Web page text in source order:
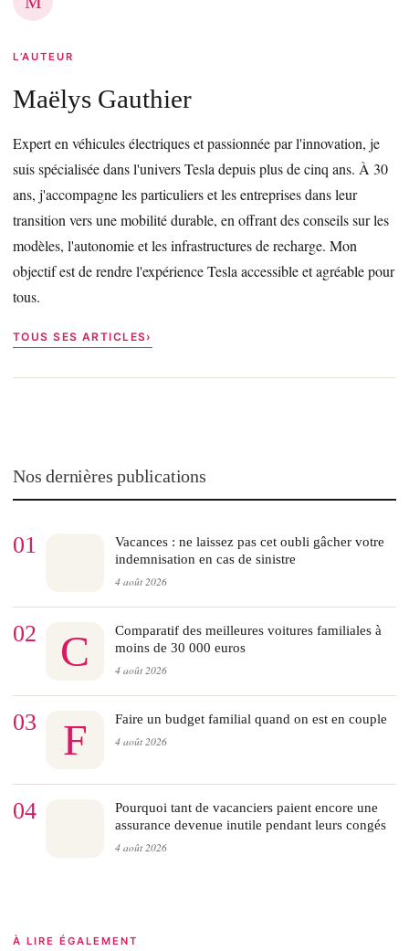
L’AUTEUR
Maëlys Gauthier
Expert en véhicules électriques et passionnée par l'innovation, je
suis spécialisée dans l'univers Tesla depuis plus de cinq ans. À 30
ans, j'accompagne les particuliers et les entreprises dans leur
transition vers une mobilité durable, en offrant des conseils sur les
modèles, l'autonomie et les infrastructures de recharge. Mon
objectif est de rendre l'expérience Tesla accessible et agréable pour
tous.
TOUS SES ARTICLES
Nos dernières publications
01
Vacances : ne laissez pas cet oubli gâcher votre
indemnisation en cas de sinistre
4 août 2026
02 C
Comparatif des meilleures voitures familiales à
moins de 30 000 euros
4 août 2026
03 F Faire un budget familial quand on est en couple
4 août 2026
04
Pourquoi tant de vacanciers paient encore une
assurance devenue inutile pendant leurs congés
4 août 2026
À LIRE ÉGALEMENT